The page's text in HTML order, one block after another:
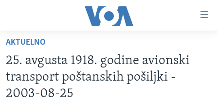
glavni
sadržaj
Idi
na
glavnu
RUBRIKE
AMERIKA
TV PROGRAM
AKTUELNO
25. avgusta 1918. godine avionski
transport poštanskih pošiljki -
2003-08-25